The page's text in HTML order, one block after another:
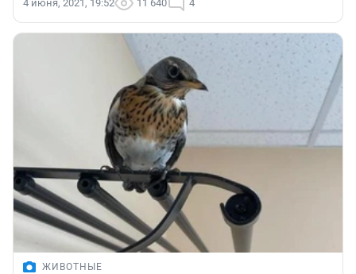
4 июня, 2021, 19:52 11 640 4
ЖИВОТНЫЕ